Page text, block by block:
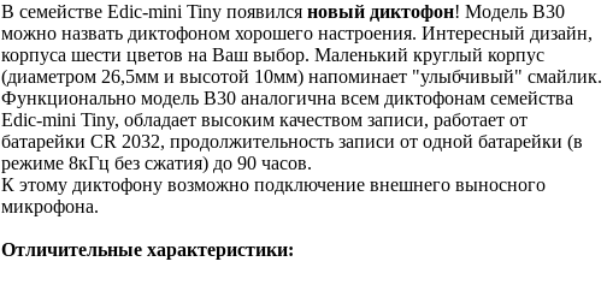
В семействе Edic-mini Tiny появился новый диктофон! Модель В30
можно назвать диктофоном хорошего настроения. Интересный дизайн,
корпуса шести цветов на Ваш выбор. Маленький круглый корпус
(диаметром 26,5мм и высотой 10мм) напоминает "улыбчивый" смайлик.
Функционально модель В30 аналогична всем диктофонам семейства
Edic-mini Tiny, обладает высоким качеством записи, работает от
батарейки CR 2032, продолжительность записи от одной батарейки (в
режиме 8кГц без сжатия) до 90 часов.
К этому диктофону возможно подключение внешнего выносного
микрофона.
Отличительные характеристики: